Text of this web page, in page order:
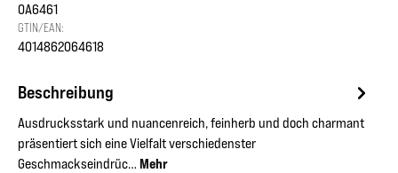
OA6461
GTIN/EAN:
4014862064618
Beschreibung
Ausdrucksstark und nuancenreich, feinherb und doch charmant
präsentiert sich eine Vielfalt verschiedenster
Geschmackseindrüc… Mehr